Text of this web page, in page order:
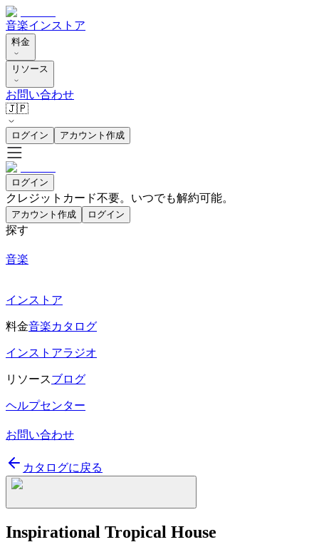
音楽インストア
料金
リソース
お問い合わせ
🇯🇵
ログイン アカウント作成
ログイン
クレジットカード不要。いつでも解約可能。
アカウント作成 ログイン
探す
音楽
インストア
料金音楽カタログ
インストアラジオ
リソースブログ
ヘルプセンター
お問い合わせ
カタログに戻る
Inspirational Tropical House